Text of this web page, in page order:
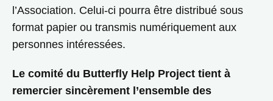
l’Association. Celui-ci pourra être distribué sous
format papier ou transmis numériquement aux
personnes intéressées.
Le comité du Butterfly Help Project tient à
remercier sincèrement l’ensemble des